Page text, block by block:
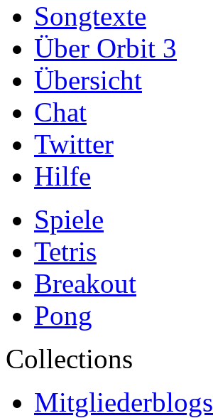
Songtexte
Über Orbit 3
Übersicht
Chat
Twitter
Hilfe
Spiele
Tetris
Breakout
Pong
Collections
Mitgliederblogs